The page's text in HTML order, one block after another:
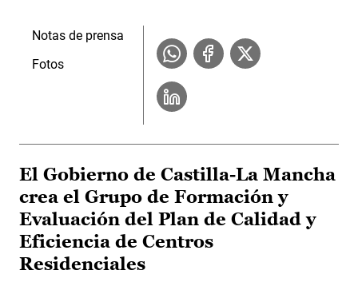
Notas de prensa
Fotos
El Gobierno de Castilla-La Mancha
crea el Grupo de Formación y
Evaluación del Plan de Calidad y
Eficiencia de Centros
Residenciales